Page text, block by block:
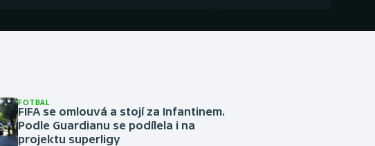
FOTBAL
FIFA se omlouvá a stojí za Infantinem.
Podle Guardianu se podílela i na
projektu superligy